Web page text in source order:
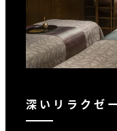
深いリラクゼ